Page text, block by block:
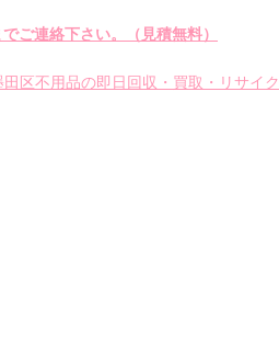
でご連絡下さい。 （見積無料）
区不用品の即日回収・買取・リサイク